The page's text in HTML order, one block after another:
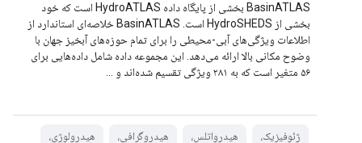
BasinATLAS بخشی از پایگاه داده HydroATLAS است که خود
بخشی از HydroSHEDS است. BasinATLAS خلاصه‌ای استاندارد از
اطلاعات ویژگی‌های آبی-محیطی را برای تمام حوزه‌های آبخیز جهان با
وضوح مکانی بالا ارائه می‌دهد. این مجموعه داده شامل داده‌هایی برای
۵۶ متغیر است که به ۲۸۱ ویژگی تقسیم شده‌اند و ...
ژئوفیزیک، هیدرواتلس، هیدروگرافی، هیدرولوژی،